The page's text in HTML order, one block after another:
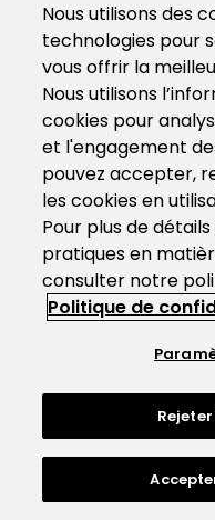
Nous utilisons des
technologies pour
vous offrir la
Nous utilisons
cookies pour
et l'engagement
pouvez accepter,
les cookies en
Pour plus de
pratiques en
consulter notre
Politique de